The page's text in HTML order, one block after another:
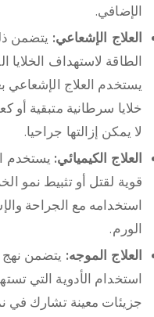
الإضافي.
العلاج الإشعاعي: يتضمن
الطاقة لاستهداف الخلايا
يستخدم العلاج الإشعاعي
خلايا سرطانية متبقية أو
لا يمكن إزالتها جراحيا.
العلاج الكيميائي: يستخدم
قوية لقتل أو تثبيط نمو
استخدامه مع الجراحة
الورم.
العلاج الموجه: يتضمن نهج
استخدام الأدوية التي
جزيئات معينة تشارك في